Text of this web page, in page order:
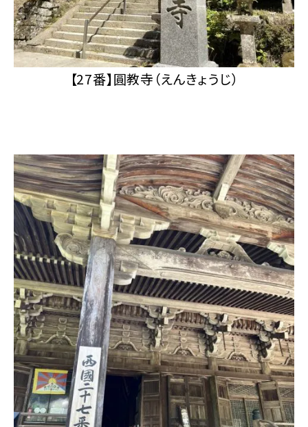
【27番】圓教寺（えんきょうじ）